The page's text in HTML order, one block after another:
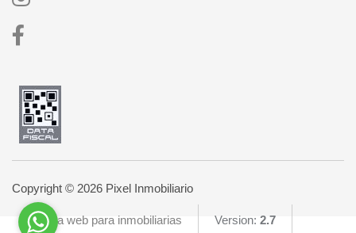
Copyright © 2026 Pixel Inmobiliario
Página web para inmobiliarias Version: 2.7